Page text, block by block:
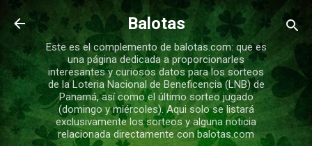
Ir al contenido principal
Balotas
Este es el complemento de balotas.com: que es
una página dedicada a proporcionarles
interesantes y curiosos datos para los sorteos
de la Loteria Nacional de Beneficencia (LNB) de
Panamá, así como el último sorteo jugado
(domingo y miércoles). Aqui solo se listará
exclusivamente los sorteos y alguna noticia
relacionada directamente con balotas.com